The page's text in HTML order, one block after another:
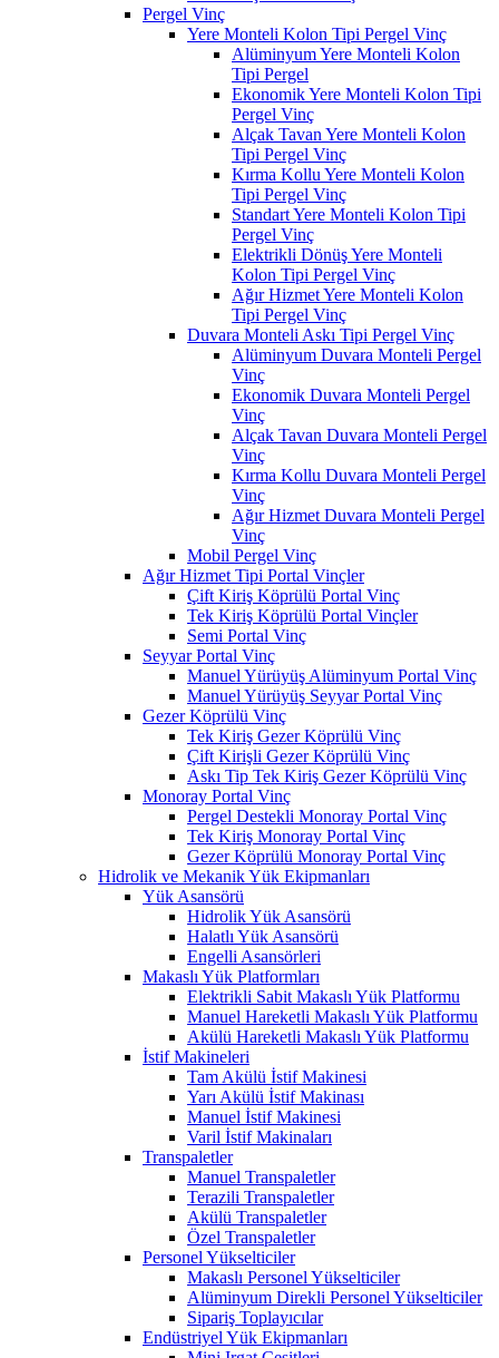
Pergel Vinç
Yere Monteli Kolon Tipi Pergel Vinç
Alüminyum Yere Monteli Kolon
Tipi Pergel
Ekonomik Yere Monteli Kolon Tipi
Pergel Vinç
Alçak Tavan Yere Monteli Kolon
Tipi Pergel Vinç
Kırma Kollu Yere Monteli Kolon
Tipi Pergel Vinç
Standart Yere Monteli Kolon Tipi
Pergel Vinç
Elektrikli Dönüş Yere Monteli
Kolon Tipi Pergel Vinç
Ağır Hizmet Yere Monteli Kolon
Tipi Pergel Vinç
Duvara Monteli Askı Tipi Pergel Vinç
Alüminyum Duvara Monteli Pergel
Vinç
Ekonomik Duvara Monteli Pergel
Vinç
Alçak Tavan Duvara Monteli Pergel
Vinç
Kırma Kollu Duvara Monteli Pergel
Vinç
Ağır Hizmet Duvara Monteli Pergel
Vinç
Mobil Pergel Vinç
Ağır Hizmet Tipi Portal Vinçler
Çift Kiriş Köprülü Portal Vinç
Tek Kiriş Köprülü Portal Vinçler
Semi Portal Vinç
Seyyar Portal Vinç
Manuel Yürüyüş Alüminyum Portal Vinç
Manuel Yürüyüş Seyyar Portal Vinç
Gezer Köprülü Vinç
Tek Kiriş Gezer Köprülü Vinç
Çift Kirişli Gezer Köprülü Vinç
Askı Tip Tek Kiriş Gezer Köprülü Vinç
Monoray Portal Vinç
Pergel Destekli Monoray Portal Vinç
Tek Kiriş Monoray Portal Vinç
Gezer Köprülü Monoray Portal Vinç
Hidrolik ve Mekanik Yük Ekipmanları
Yük Asansörü
Hidrolik Yük Asansörü
Halatlı Yük Asansörü
Engelli Asansörleri
Makaslı Yük Platformları
Elektrikli Sabit Makaslı Yük Platformu
Manuel Hareketli Makaslı Yük Platformu
Akülü Hareketli Makaslı Yük Platformu
İstif Makineleri
Tam Akülü İstif Makinesi
Yarı Akülü İstif Makinası
Manuel İstif Makinesi
Varil İstif Makinaları
Transpaletler
Manuel Transpaletler
Terazili Transpaletler
Akülü Transpaletler
Özel Transpaletler
Personel Yükselticiler
Makaslı Personel Yükselticiler
Alüminyum Direkli Personel Yükselticiler
Sipariş Toplayıcılar
Endüstriyel Yük Ekipmanları